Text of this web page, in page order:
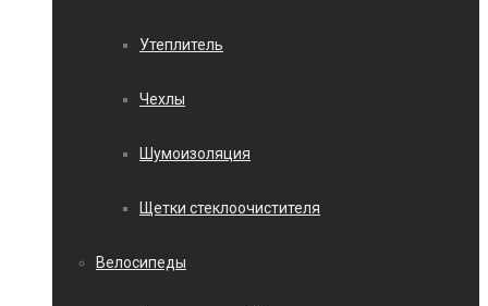
Утеплитель
Чехлы
Шумоизоляция
Щетки стеклоочистителя
Велосипеды